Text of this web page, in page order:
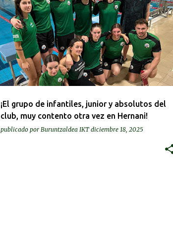
¡El grupo de infantiles, junior y absolutos del
club, muy contento otra vez en Hernani!
publicado por Buruntzaldea IKT diciembre 18, 2025
KRONIKAK-CRÓNICAS